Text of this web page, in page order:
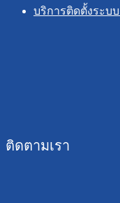
บริการติดตั้งระบ
ติดตามเรา